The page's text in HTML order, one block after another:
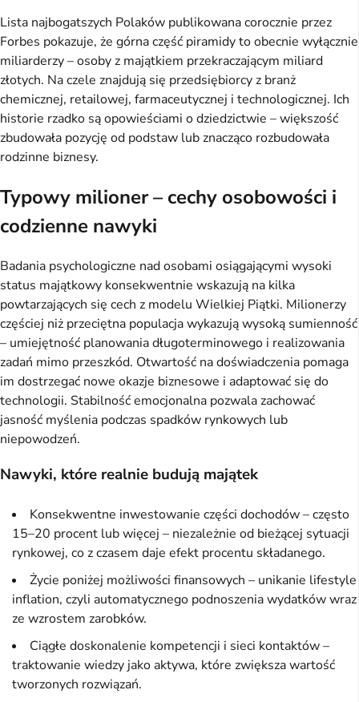
Lista najbogatszych Polaków publikowana corocznie przez
Forbes pokazuje, że górna część piramidy to obecnie wyłącznie
miliarderzy – osoby z majątkiem przekraczającym miliard
złotych. Na czele znajdują się przedsiębiorcy z branż
chemicznej, retailowej, farmaceutycznej i technologicznej. Ich
historie rzadko są opowieściami o dziedzictwie – większość
zbudowała pozycję od podstaw lub znacząco rozbudowała
rodzinne biznesy.
Typowy milioner – cechy osobowości i
codzienne nawyki
Badania psychologiczne nad osobami osiągającymi wysoki
status majątkowy konsekwentnie wskazują na kilka
powtarzających się cech z modelu Wielkiej Piątki. Milionerzy
częściej niż przeciętna populacja wykazują wysoką sumienność
– umiejętność planowania długoterminowego i realizowania
zadań mimo przeszkód. Otwartość na doświadczenia pomaga
im dostrzegać nowe okazje biznesowe i adaptować się do
technologii. Stabilność emocjonalna pozwala zachować
jasność myślenia podczas spadków rynkowych lub
niepowodzeń.
Nawyki, które realnie budują majątek
Konsekwentne inwestowanie części dochodów – często
15–20 procent lub więcej – niezależnie od bieżącej sytuacji
rynkowej, co z czasem daje efekt procentu składanego.
Życie poniżej możliwości finansowych – unikanie lifestyle
inflation, czyli automatycznego podnoszenia wydatków wraz
ze wzrostem zarobków.
Ciągłe doskonalenie kompetencji i sieci kontaktów –
traktowanie wiedzy jako aktywa, które zwiększa wartość
tworzonych rozwiązań.